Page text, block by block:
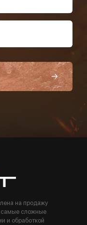
с политикой компании
на продажу
сложные
и обработкой